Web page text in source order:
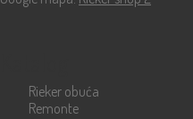
Rieker obuća
Remonte